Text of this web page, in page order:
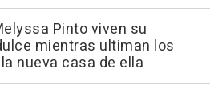
Pinto viven su
mientras ultiman los
nueva casa de ella